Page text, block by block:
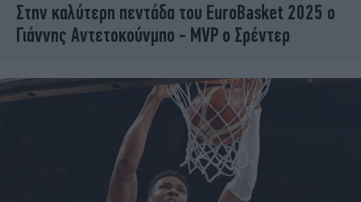
Στην καλύτερη πεντάδα του EuroBasket 2025 ο
Γιάννης Αντετοκούνμπο - MVP ο Σρέντερ